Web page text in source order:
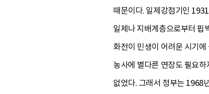
때문이다. 일제강점기인
일제나 지배계층으로부터 핍
화전이 민생이 어려운 시기
농사에 별다른 연장도 필요
없었다. 그래서 정부는 1968